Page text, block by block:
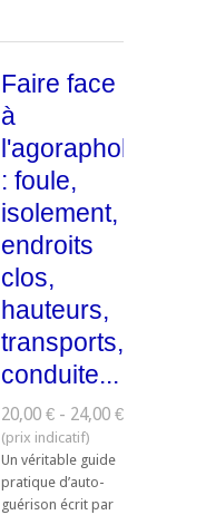
Faire face
à
l'agoraphobie
: foule,
isolement,
endroits
clos,
hauteurs,
transports,
conduite...
20,00 € - 24,00 €
Un véritable guide
pratique d’auto-
guérison écrit par